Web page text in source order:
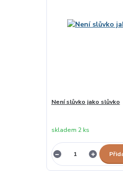
Není slůvko jako slůvko
skladem 2 ks